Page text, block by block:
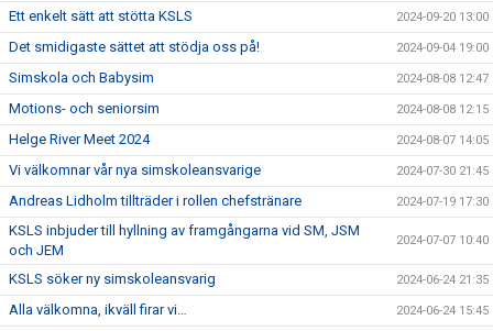
Ett enkelt sätt att stötta KSLS 2024-09-20 13:00
Det smidigaste sättet att stödja oss på! 2024-09-04 19:00
Simskola och Babysim 2024-08-08 12:47
Motions- och seniorsim 2024-08-08 12:15
Helge River Meet 2024 2024-08-07 14:05
Vi välkomnar vår nya simskoleansvarige 2024-07-30 21:45
Andreas Lidholm tillträder i rollen chefstränare 2024-07-19 17:30
KSLS inbjuder till hyllning av framgångarna vid SM, JSM
och JEM
2024-07-07 10:40
KSLS söker ny simskoleansvarig 2024-06-24 21:35
Alla välkomna, ikväll firar vi… 2024-06-24 15:45